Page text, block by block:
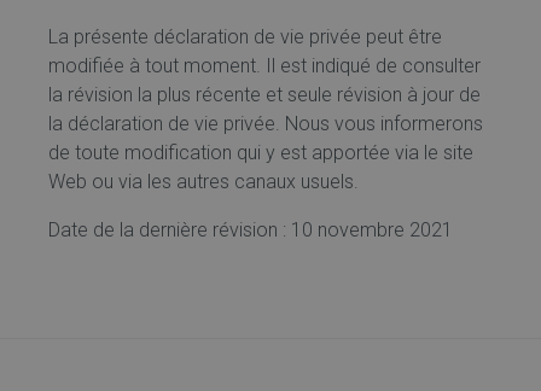
La présente déclaration de vie privée peut être
modifiée à tout moment. Il est indiqué de consulter
la révision la plus récente et seule révision à jour de
la déclaration de vie privée. Nous vous informerons
de toute modification qui y est apportée via le site
Web ou via les autres canaux usuels.
Date de la dernière révision : 10 novembre 2021